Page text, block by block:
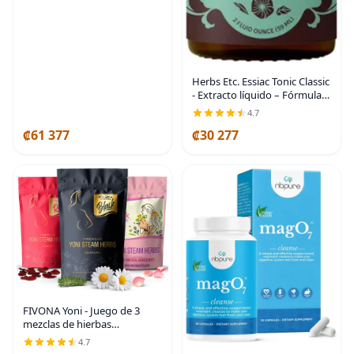
₡61 377
Herbs Etc. Essiac Tonic Classic
- Extracto líquido – Fórmula
de hierbas Ojibwa para una
limpieza de todo el cuerpo –
Apoya las vías de
4.7
₡30 277
FIVONA Yoni - Juego de 3
mezclas de hierbas
vaporizantes para V Steam,
4.7